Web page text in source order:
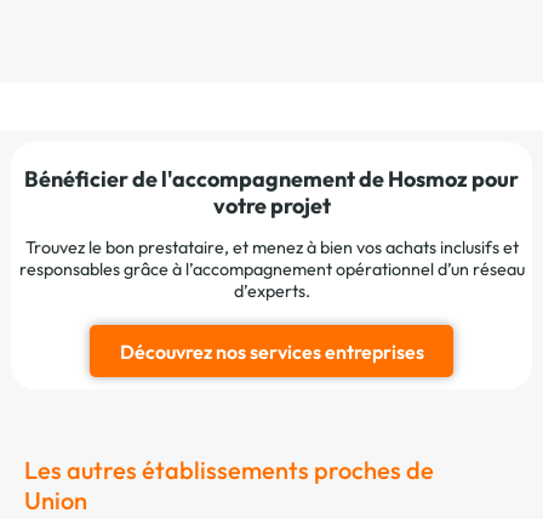
Bénéficier de l'accompagnement de Hosmoz pour
votre projet
Trouvez le bon prestataire, et menez à bien vos achats inclusifs et
responsables grâce à l’accompagnement opérationnel d’un réseau
d’experts.
Découvrez nos services entreprises
Les autres établissements proches de
Union